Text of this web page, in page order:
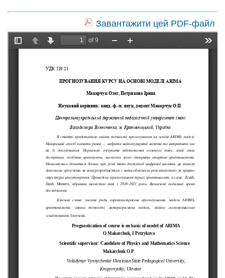
Завантажити цей PDF-файл